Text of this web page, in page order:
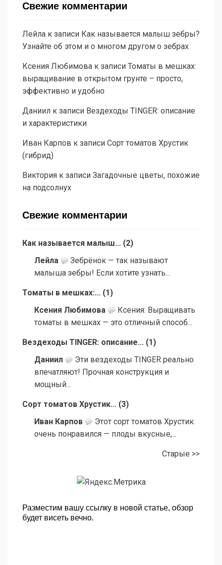
Свежие комментарии
Лейла к записи Как называется малыш зебры?
Узнайте об этом и о многом другом о зебрах
Ксения Любимова к записи Томаты в мешках:
выращивание в открытом грунте – просто,
эффективно и удобно
Даниил к записи Вездеходы TINGER: описание
и характеристики
Иван Карпов к записи Сорт томатов Хрустик
(гибрид)
Виктория к записи Загадочные цветы, похожие
на подсолнух
Свежие комментарии
Как называется малыш... (2)
Лейла
Зебрёнок — так называют
малыша зебры! Если хотите узнать...
Томаты в мешках:... (1 )
Ксения Любимова
Ксения: Выращивать
томаты в мешках — это отличный способ...
Вездеходы TINGER: описание... (1 )
Даниил
Эти вездеходы TINGER реально
впечатляют! Прочная конструкция и
мощный...
Сорт томатов Хрустик... (3)
Иван Карпов
Этот сорт томатов Хрустик
очень понравился — плоды вкусные,...
Старые >>
Разместим вашу ссылку в новой статье, обзор
будет висеть вечно.